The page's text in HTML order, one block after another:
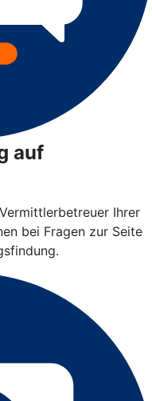
auf
Ihrer
bei Fragen zur Seite